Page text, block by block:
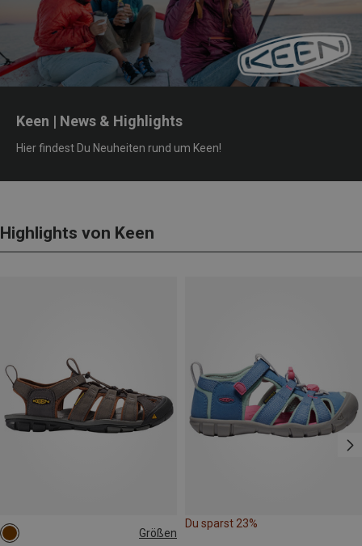
Keen | News & Highlights
Hier findest Du Neuheiten rund um Keen!
Highlights von Keen
Größen
42
Du sparst 23%